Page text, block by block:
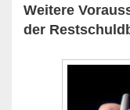
Weitere
der